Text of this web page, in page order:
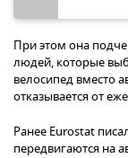
При этом она
людей, которые
велосипед вместо
отказывается от
Ранее Eurostat
передвигаются на